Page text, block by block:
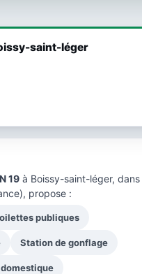
saint-léger
19 à Boissy-saint-léger, dans
propose :
publiques
Station de gonflage